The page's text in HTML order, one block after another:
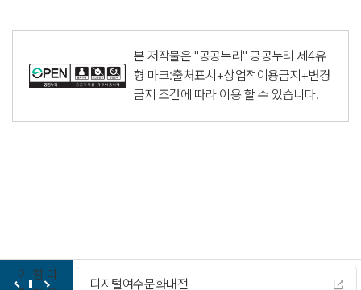
본 저작물은 "공공누리"공공누리 제4유
형 마크:출처표시+상업적이용금지+변경
금지 조건에 따라 이용 할 수 있습니다.
이 정 다
디지털여수문화대전